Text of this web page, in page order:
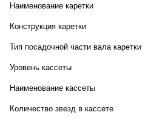
Наименование каретки
Конструкция каретки
Тип посадочной части вала каретки
Уровень кассеты
Наименование кассеты
Количество звезд в кассете